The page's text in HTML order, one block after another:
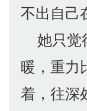
不出自己
她只觉
暖，重力
着，往深